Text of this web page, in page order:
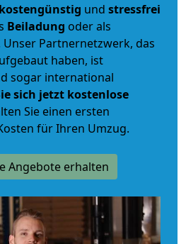
kostengünstig und stressfrei
Beiladung oder als
Unser Partnernetzwerk, das
haben, ist
sogar international
sich jetzt kostenlose
Sie einen ersten
für Ihren Umzug.
Angebote erhalten